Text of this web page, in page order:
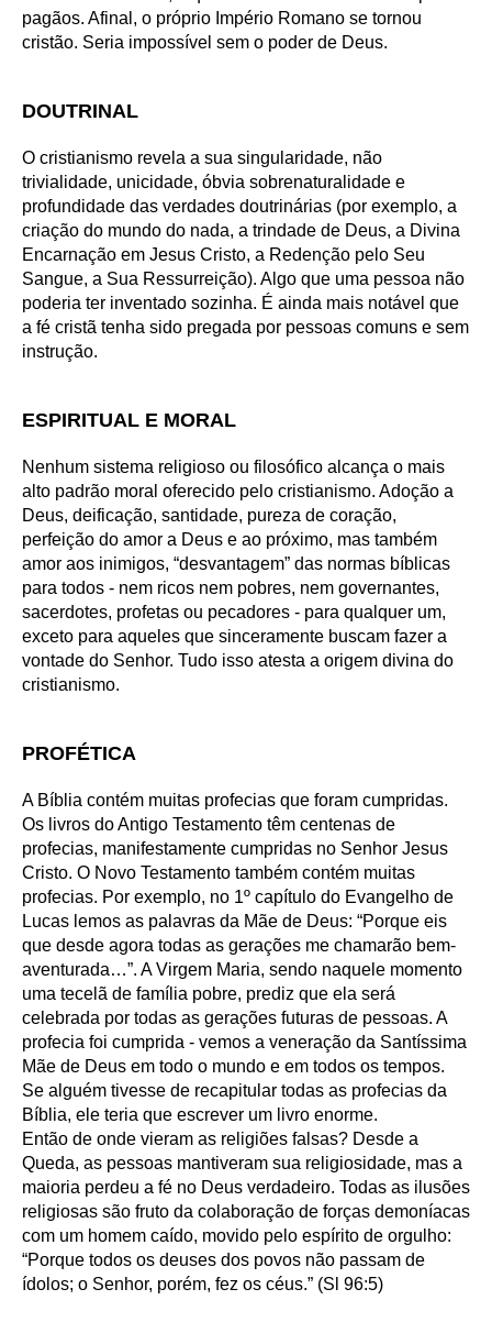
pagãos. Afinal, o próprio Império Romano se tornou
cristão. Seria impossível sem o poder de Deus.
DOUTRINAL
O cristianismo revela a sua singularidade, não
trivialidade, unicidade, óbvia sobrenaturalidade e
profundidade das verdades doutrinárias (por exemplo, a
criação do mundo do nada, a trindade de Deus, a Divina
Encarnação em Jesus Cristo, a Redenção pelo Seu
Sangue, a Sua Ressurreição). Algo que uma pessoa não
poderia ter inventado sozinha. É ainda mais notável que
a fé cristã tenha sido pregada por pessoas comuns e sem
instrução.
ESPIRITUAL E MORAL
Nenhum sistema religioso ou filosófico alcança o mais
alto padrão moral oferecido pelo cristianismo. Adoção a
Deus, deificação, santidade, pureza de coração,
perfeição do amor a Deus e ao próximo, mas também
amor aos inimigos, “desvantagem” das normas bíblicas
para todos - nem ricos nem pobres, nem governantes,
sacerdotes, profetas ou pecadores - para qualquer um,
exceto para aqueles que sinceramente buscam fazer a
vontade do Senhor. Tudo isso atesta a origem divina do
cristianismo.
PROFÉTICA
A Bíblia contém muitas profecias que foram cumpridas.
Os livros do Antigo Testamento têm centenas de
profecias, manifestamente cumpridas no Senhor Jesus
Cristo. O Novo Testamento também contém muitas
profecias. Por exemplo, no 1º capítulo do Evangelho de
Lucas lemos as palavras da Mãe de Deus: “Porque eis
que desde agora todas as gerações me chamarão bem-
aventurada…”. A Virgem Maria, sendo naquele momento
uma tecelã de família pobre, prediz que ela será
celebrada por todas as gerações futuras de pessoas. A
profecia foi cumprida - vemos a veneração da Santíssima
Mãe de Deus em todo o mundo e em todos os tempos.
Se alguém tivesse de recapitular todas as profecias da
Bíblia, ele teria que escrever um livro enorme.
Então de onde vieram as religiões falsas? Desde a
Queda, as pessoas mantiveram sua religiosidade, mas a
maioria perdeu a fé no Deus verdadeiro. Todas as ilusões
religiosas são fruto da colaboração de forças demoníacas
com um homem caído, movido pelo espírito de orgulho:
“Porque todos os deuses dos povos não passam de
ídolos; o Senhor, porém, fez os céus.” (Sl 96:5)